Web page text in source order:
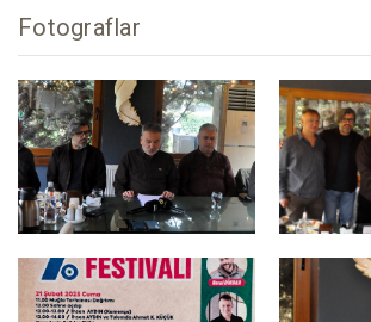
Fotograflar